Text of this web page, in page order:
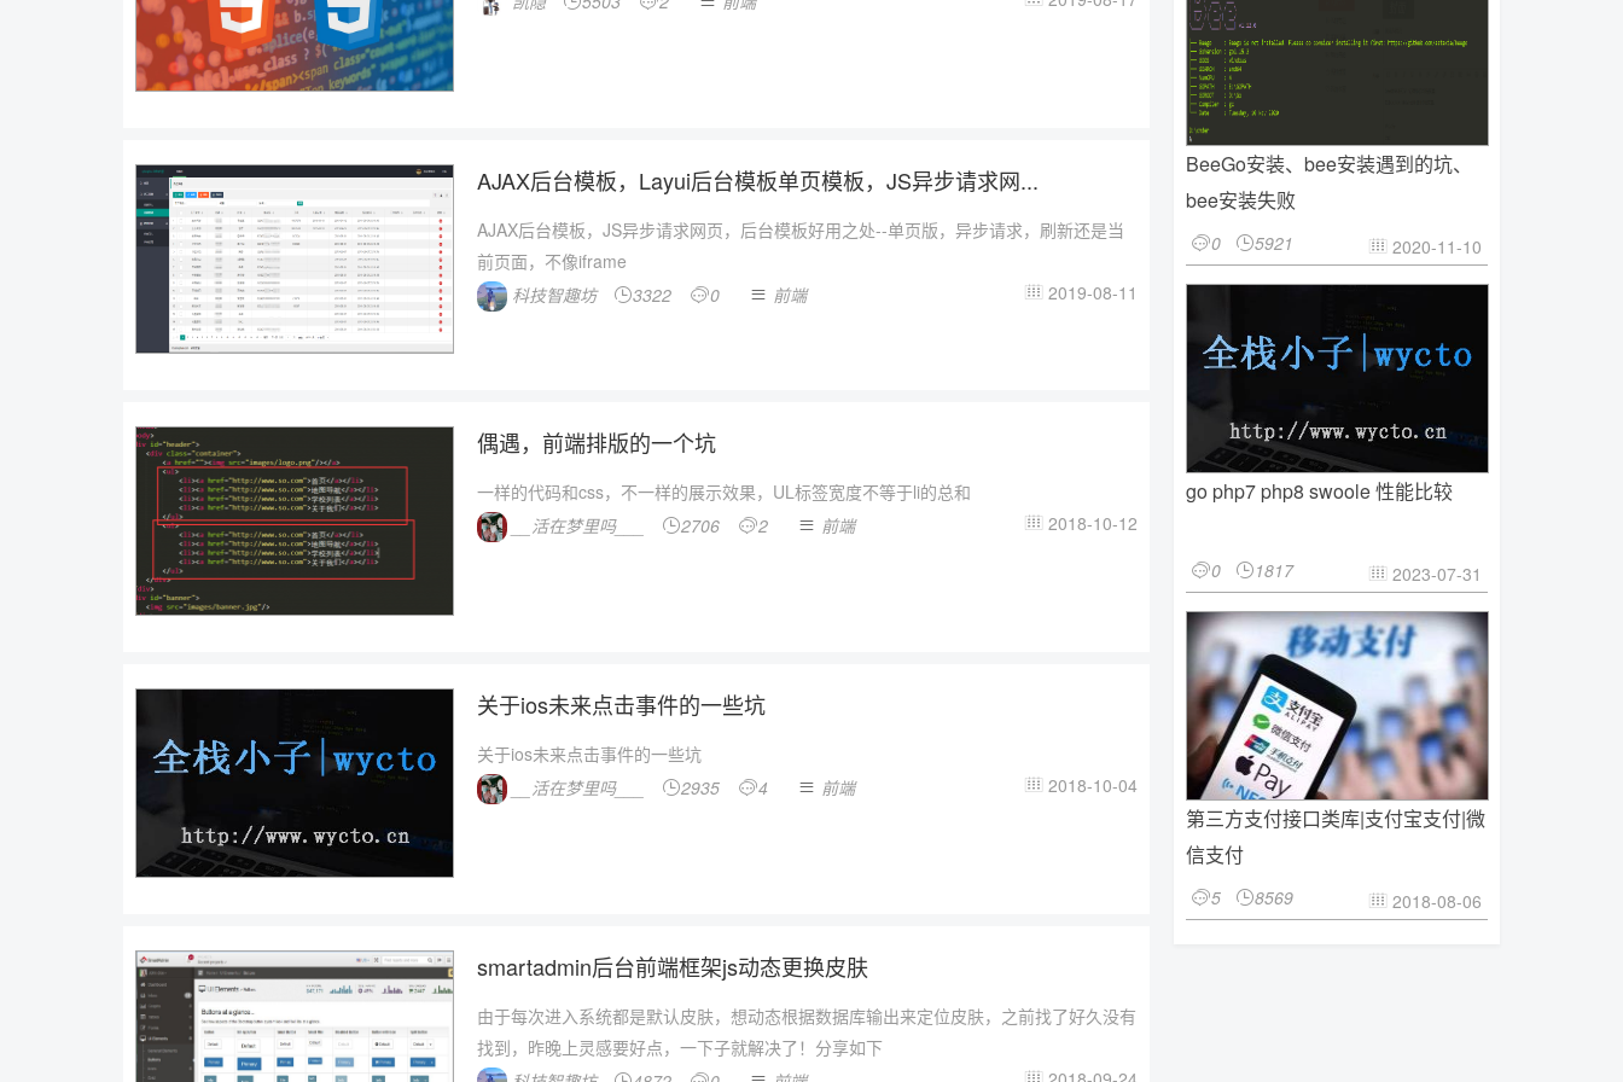
AJAX后台模板，Layui后台模板单页模板，JS异步请求网...
AJAX后台模板，JS异步请求网页，后台模板好用之处--单页版，异步请求，刷新还是当
前页面，不像iframe
科技智趣坊
3322 0  前端  2019-08-11
偶遇，前端排版的一个坑
一样的代码和css，不一样的展示效果，UL标签宽度不等于li的总和
__活在梦里吗___
2706 2  前端  2018-10-12
关于ios未来点击事件的一些坑
关于ios未来点击事件的一些坑
__活在梦里吗___
2935 4  前端  2018-10-04
smartadmin后台前端框架js动态更换皮肤
由于每次进入系统都是默认皮肤，想动态根据数据库输出来定位皮肤，之前找了好久没有
找到，昨晚上灵感要好点，一下子就解决了！分享如下
BeeGo安装、bee安装遇到的坑、
bee安装失败
0 5921  2020-11-10
go php7 php8 swoole 性能比较
0 1817  2023-07-31
第三方支付接口类库|支付宝支付|微
信支付
5 8569  2018-08-06